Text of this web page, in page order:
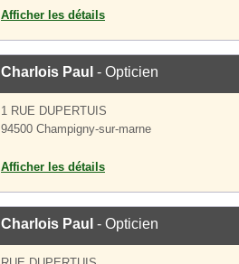
Afficher les détails
Charlois Paul - Opticien
1 RUE DUPERTUIS
94500 Champigny-sur-marne
Afficher les détails
Charlois Paul - Opticien